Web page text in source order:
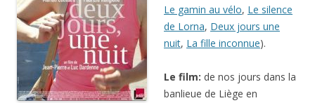
Le gamin au vélo, Le silence
de Lorna, Deux jours une
nuit, La fille inconnue).
Le film: de nos jours dans la
banlieue de Liège en